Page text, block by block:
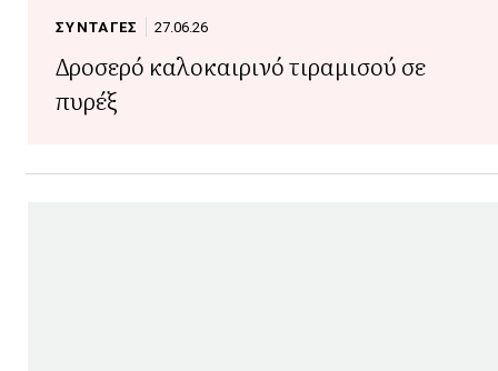
ΣΥΝΤΑΓΕΣ 27.06.26
Δροσερό καλοκαιρινό τιραμισού σε
πυρέξ